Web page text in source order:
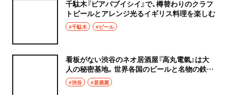
千駄木『ビアパブイシイ』で、樽替わりのクラフ
トビールとアレンジ光るイギリス料理を楽しむ
#千駄木 #ビール
看板がない渋谷のネオ居酒屋『高丸電氣』は大
人の秘密基地。世界各国のビールと名物の鉄板
料理に悶絶必至
#渋谷 #居酒屋